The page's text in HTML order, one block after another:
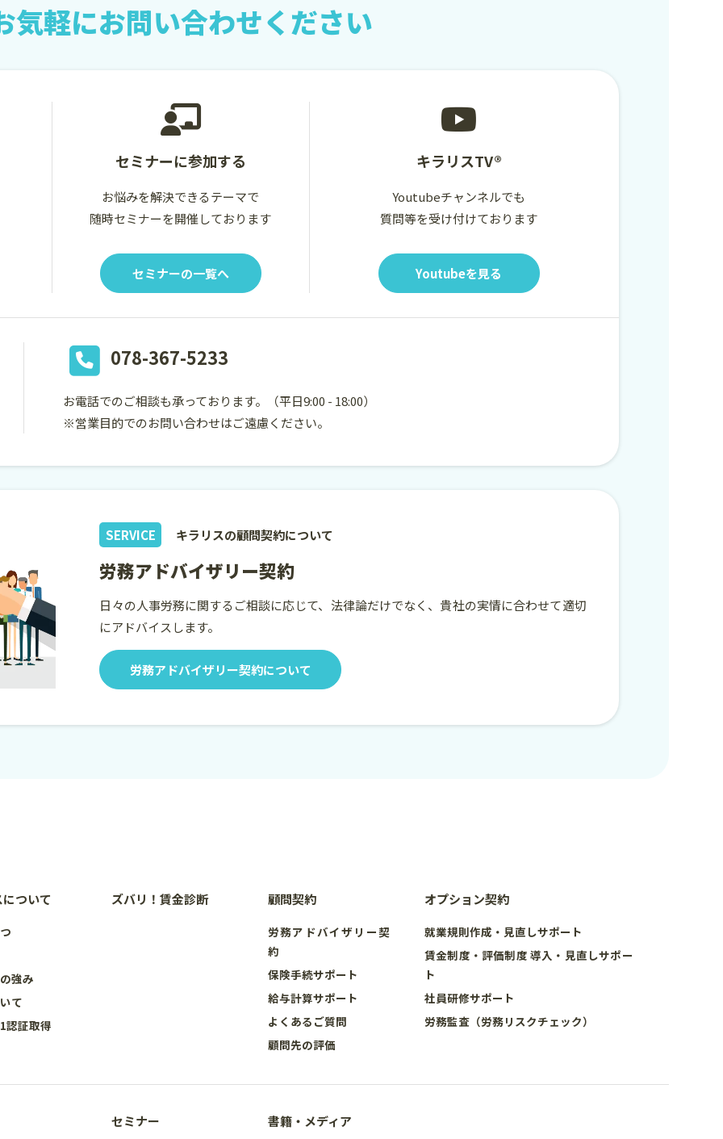
気軽にお問い合わせください
セミナーに参加する
お悩みを解決できるテーマで
随時セミナーを開催しております
セミナーの一覧へ
キラリスTV®
Youtubeチャンネルでも
質問等を受け付けております
Youtubeを見る
078-367-5233
お電話でのご相談も承っております。
（平日9:00 - 18:00）
※営業目的でのお問い合わせはご遠慮ください。
SERVICE キラリスの顧問契約について
労務アドバイザリー契約
日々の人事労務に関するご相談に応じて、法律論だけでなく、貴社の実情に合わせて適切
にアドバイスします。
労務アドバイザリー契約について
ついて
強み
て
認証取得
ズバリ！賃金診断 顧問契約
労務アドバイザリー契
約
保険手続サポート
給与計算サポート
よくあるご質問
顧問先の評価
オプション契約
就業規則作成・見直しサポート
賃金制度・評価制度 導入・見直しサポー
ト
社員研修サポート
労務監査（労務リスクチェック）
セミナー 書籍・メディア